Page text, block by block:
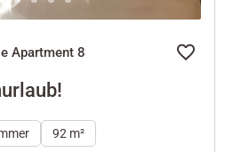
Apartment 8
92 m²